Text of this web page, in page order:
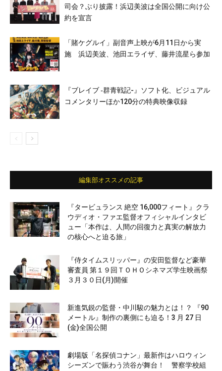
司会？ぶり披露！浜辺美波は全国公開に向け公
約を宣言
「賭ケグルイ」副音声上映が6月11日から実
施 浜辺美波、池田エライザ、藤井流星ら参加
『ブレイブ ‐群青戦記-』ソフト化、ビジュアル
コメンタリーほか120分の特典映像収録
編集部オススメの記事
『タービュランス 絶空 16,000フィート』クラ
ウディオ・ファエ監督オフィシャルインタビ
ュー「本作は、人間の回復力と真実の解放力
の核心へと迫る旅」
『侍タイムスリッパー』の安田監督など豪華
審査員 第１９回ＴＯＨＯシネマズ学生映画祭
３月３０日(月)開催
新進気鋭の監督・中川駿の魅力とは！？ 『90
メートル』制作の裏側にも迫る！3 月 27 日
(金)全国公開
劇場版「名探偵コナン」最新作はハロウィン
シーズンで賑わう渋谷が舞台！ 警察学校組